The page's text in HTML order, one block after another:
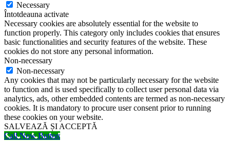
Necessary
Întotdeauna activate
Necessary cookies are absolutely essential for the website to
function properly. This category only includes cookies that ensures
basic functionalities and security features of the website. These
cookies do not store any personal information.
Non-necessary
Non-necessary
Any cookies that may not be particularly necessary for the website
to function and is used specifically to collect user personal data via
analytics, ads, other embedded contents are termed as non-necessary
cookies. It is mandatory to procure user consent prior to running
these cookies on your website.
SALVEAZĂ ȘI ACCEPTĂ
Call Now Button